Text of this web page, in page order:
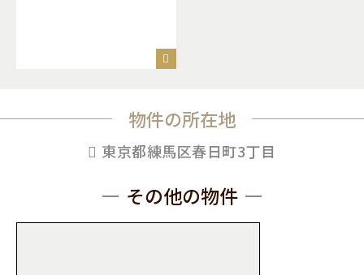
物件の所在地
東京都練馬区春日町3丁目
その他の物件